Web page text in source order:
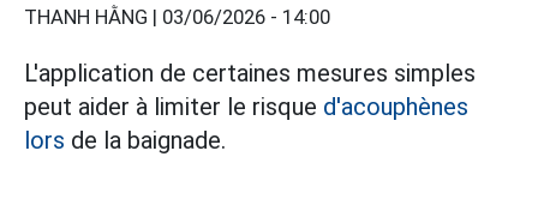
THANH HẰNG | 03/06/2026 - 14:00
L'application de certaines mesures simples
peut aider à limiter le risque d'acouphènes
lors de la baignade.